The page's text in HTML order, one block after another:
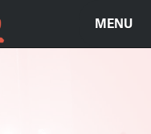
MENU